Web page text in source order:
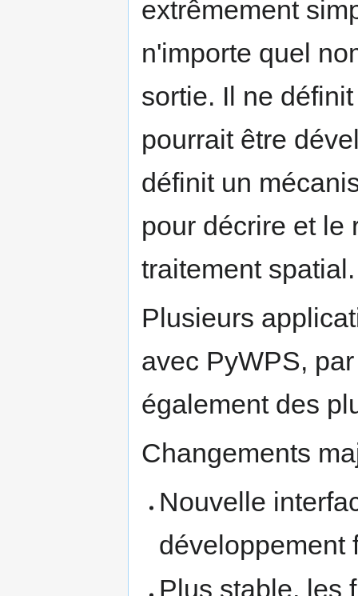
extrêmement
n'importe quel
sortie. Il ne
pourrait être
définit un
pour décrire et le
traitement spatial.
Plusieurs
avec PyWPS,
également des
Changements
Nouvelle
développement
Plus stable, les